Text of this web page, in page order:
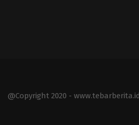
@Copyright 2020 -